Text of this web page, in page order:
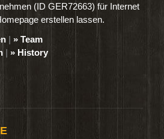
(ID GER72663) für Internet
erstellen lassen.
| » Team
| » History